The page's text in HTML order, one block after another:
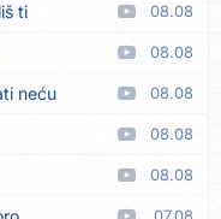
ti 08.08
08.08
neću 08.08
08.08
08.08